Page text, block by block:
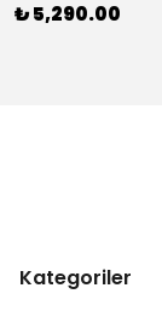
₺ 5,290.00
Kategoriler